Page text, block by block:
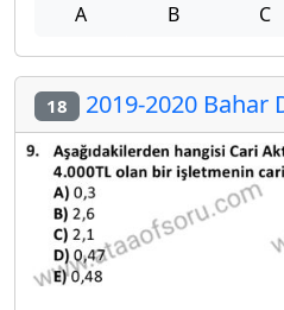
A B C
18 2019-2020 Bahar